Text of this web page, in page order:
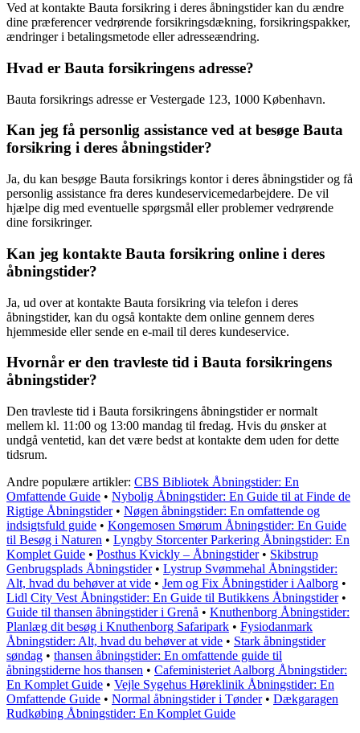
Ved at kontakte Bauta forsikring i deres åbningstider kan du ændre
dine præferencer vedrørende forsikringsdækning, forsikringspakker,
ændringer i betalingsmetode eller adresseændring.
Hvad er Bauta forsikringens adresse?
Bauta forsikrings adresse er Vestergade 123, 1000 København.
Kan jeg få personlig assistance ved at besøge Bauta
forsikring i deres åbningstider?
Ja, du kan besøge Bauta forsikrings kontor i deres åbningstider og få
personlig assistance fra deres kundeservicemedarbejdere. De vil
hjælpe dig med eventuelle spørgsmål eller problemer vedrørende
dine forsikringer.
Kan jeg kontakte Bauta forsikring online i deres
åbningstider?
Ja, ud over at kontakte Bauta forsikring via telefon i deres
åbningstider, kan du også kontakte dem online gennem deres
hjemmeside eller sende en e-mail til deres kundeservice.
Hvornår er den travleste tid i Bauta forsikringens
åbningstider?
Den travleste tid i Bauta forsikringens åbningstider er normalt
mellem kl. 11:00 og 13:00 mandag til fredag. Hvis du ønsker at
undgå ventetid, kan det være bedst at kontakte dem uden for dette
tidsrum.
Andre populære artikler: CBS Bibliotek Åbningstider: En
Omfattende Guide • Nybolig Åbningstider: En Guide til at Finde de
Rigtige Åbningstider• Nøgen åbningstider: En omfattende og
indsigtsfuld guide • Kongemosen Smørum Åbningstider: En Guide
til Besøg i Naturen • Lyngby Storcenter Parkering Åbningstider: En
Komplet Guide • Posthus Kvickly – Åbningstider• Skibstrup
Genbrugsplads Åbningstider• Lystrup Svømmehal Åbningstider:
Alt, hvad du behøver at vide • Jem og Fix Åbningstider i Aalborg •
Lidl City Vest Åbningstider: En Guide til Butikkens Åbningstider•
Guide til thansen åbningstider i Grenå • Knuthenborg Åbningstider:
Planlæg dit besøg i Knuthenborg Safaripark • Fysiodanmark
Åbningstider: Alt, hvad du behøver at vide • Stark åbningstider
søndag • thansen åbningstider: En omfattende guide til
åbningstiderne hos thansen • Cafeministeriet Aalborg Åbningstider:
En Komplet Guide • Vejle Sygehus Høreklinik Åbningstider: En
Omfattende Guide • Normal åbningstider i Tønder• Dækgaragen
Rudkøbing Åbningstider: En Komplet Guide